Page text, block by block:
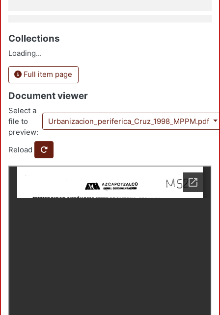
Collections
Loading...
Full item page
Document viewer
Select a
file to
preview:
Urbanizacion_periferica_Cruz_1998_MPPM.pdf
Reload